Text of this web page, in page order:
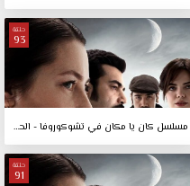
حلقة
93
مسلسل كان يا مكان في تشوكوروفا - الحلقة 93
حلقة
91